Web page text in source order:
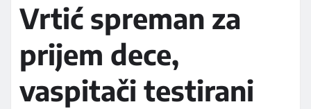
Vrtić spreman za
prijem dece,
vaspitači testirani